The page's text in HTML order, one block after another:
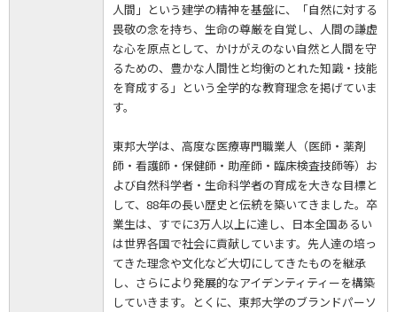
人間」という建学の精神を基盤に、「自然に対する
畏敬の念を持ち、生命の尊厳を自覚し、人間の謙虚
な心を原点として、かけがえのない自然と人間を守
るための、豊かな人間性と均衡のとれた知識・技能
を育成する」という全学的な教育理念を掲げていま
す。
東邦大学は、高度な医療専門職業人（医師・薬剤
師・看護師・保健師・助産師・臨床検査技師等）お
よび自然科学者・生命科学者の育成を大きな目標と
して、88年の長い歴史と伝統を築いてきました。卒
業生は、すでに3万人以上に達し、日本全国あるい
は世界各国で社会に貢献しています。先人達の培っ
てきた理念や文化など大切にしてきたものを継承
し、さらにより発展的なアイデンティティーを構築
していきます。とくに、東邦大学のブランドパーソ